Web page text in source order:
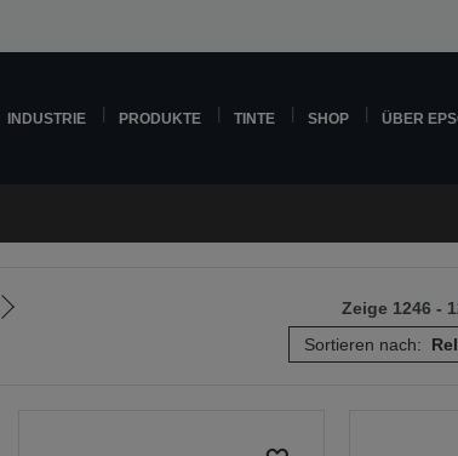
INDUSTRIE PRODUKTE TINTE SHOP ÜBER
Zur
Zeige 1246 -
Sortieren nach: